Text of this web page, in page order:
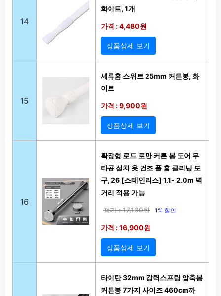
14
화이트, 1개
가격 : 4,480원
상품상세 보기
15
세류홈 스위트 25mm 커튼봉, 화
이트
가격 : 9,900원
상품상세 보기
16
확장형 로드 로만 커튼 봉 도어 무
타공 설치 옷 건조 폴 홈 클리닝 도
구, 26 [스테인리스] 1.1- 2.0m 벽
거리 적용 가능
정가 : 17,100원 1% 할인
가격 : 16,900원
상품상세 보기
타이탄 32mm 강력스프링 압축봉
커튼봉 7가지 사이즈 460cm까